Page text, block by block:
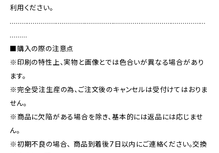
利用ください。
…………………………………………………………………………………………
………
■購入の際の注意点
※印刷の特性上、実物と画像とでは色合いが異なる場合があり
ます。
※完全受注生産の為、ご注文後のキャンセルは受付けてはおりま
せん。
※商品に欠陥がある場合を除き、基本的には返品には応じませ
ん。
※初期不良の場合、 商品到着後7日以内にご連絡ください。交換